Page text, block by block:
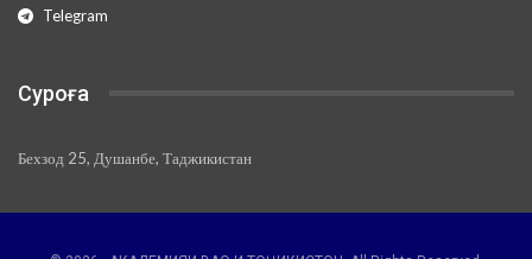
Telegram
Суроға
Бехзод 25, Душанбе, Таджикистан